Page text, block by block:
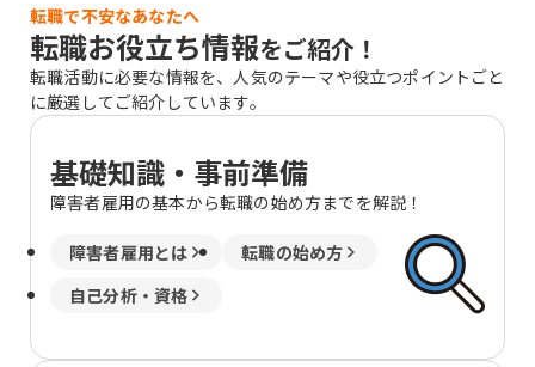
転職で不安なあなたへ
転職お役立ち情報をご紹介！
転職活動に必要な情報を、人気のテーマや役立つポイントごと
に厳選してご紹介しています。
基礎知識・事前準備
障害者雇用の基本から転職の始め方までを解説！
障害者雇用とは
転職の始め方
自己分析・資格